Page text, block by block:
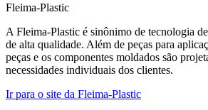
Fleima-Plastic
A Fleima-Plastic é sinônimo de tecnologia
de alta qualidade. Além de peças para
peças e os componentes moldados são
necessidades individuais dos clientes.
Ir para o site da Fleima-Plastic